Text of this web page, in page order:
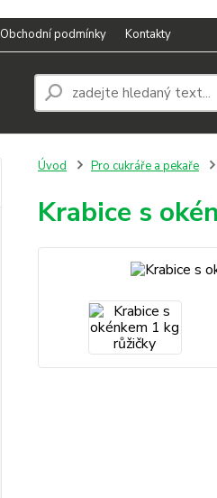
Obchodní podmínky Kontakty
Úvod Pro cukráře a pekaře
Krabice s